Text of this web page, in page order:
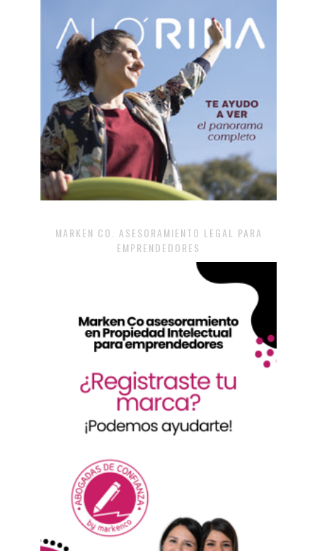
MARKEN CO. ASESORAMIENTO LEGAL PARA
EMPRENDEDORES